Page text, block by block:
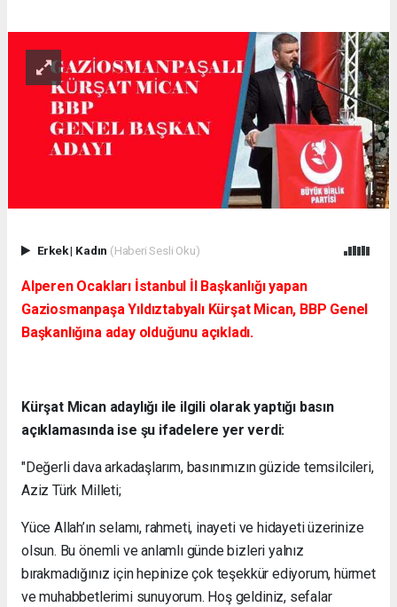
Erkek| Kadın (Haberi Sesli Oku)
Alperen Ocakları İstanbul İl Başkanlığı yapan
Gaziosmanpaşa Yıldıztabyalı Kürşat Mican, BBP Genel
Başkanlığına aday olduğunu açıkladı.
Kürşat Mican adaylığı ile ilgili olarak yaptığı basın
açıklamasında ise şu ifadelere yer verdi:
"Değerli dava arkadaşlarım, basınımızın güzide temsilcileri,
Aziz Türk Milleti;
Yüce Allah’ın selamı, rahmeti, inayeti ve hidayeti üzerinize
olsun. Bu önemli ve anlamlı günde bizleri yalnız
bırakmadığınız için hepinize çok teşekkür ediyorum, hürmet
ve muhabbetlerimi sunuyorum. Hoş geldiniz, sefalar